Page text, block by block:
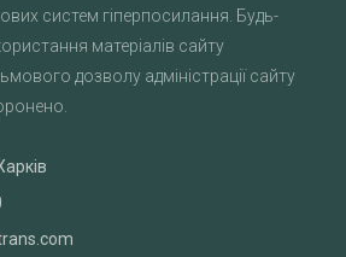
систем гіперпосилання. Будь-
матеріалів сайту
дозволу адміністрації сайту